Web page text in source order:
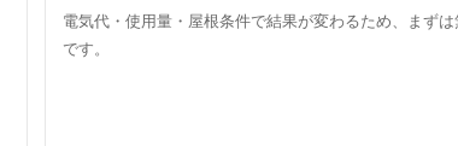
電気代・使用量・屋根条件で結果が変わるため、まず
です。